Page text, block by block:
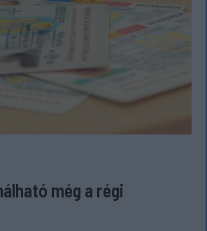
még a régi